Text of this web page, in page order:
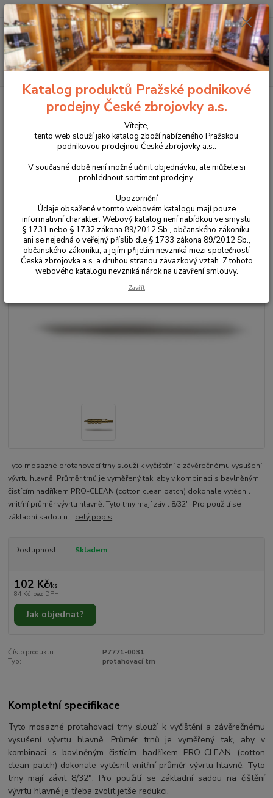
Menu
Hledat
+420 225 375 800
Péče o zbraně Protahovací trn 9mm/.357-.38
Protahovací trn 9mm/.357-.38
Tyto mosazné protahovací trny slouží k vyčištění a závěrečnému vysušení
vývrtu hlavně. Průměr trnů je vyměřený tak, aby v kombinaci s bavlněným
čistícím hadříkem PRO-CLEAN (cotton clean patch) dokonale vytěsnil
vnitřní průměr vývrtu hlavně. Tyto trny mají závit 8/32". Pro použití se
základní sadou n... celý popis
Dostupnost Skladem
102 Kč/ks
84 Kč bez DPH
Jak objednat?
Číslo produktu:
P7771-0031
Typ:
protahovací trn
Kompletní specifikace
Tyto mosazné protahovací trny slouží k vyčištění a závěrečnému
vysušení vývrtu hlavně. Průměr trnů je vyměřený tak, aby v
kombinaci s bavlněným čistícím hadříkem PRO-CLEAN (cotton
clean patch) dokonale vytěsnil vnitřní průměr vývrtu hlavně. Tyto
trny mají závit 8/32". Pro použití se základní sadou na čištění
vývrtu hlavně je třeba zvolit jetše redukci.
Katalog produktů Pražské podnikové
prodejny České zbrojovky a.s.
Vítejte,
tento web slouží jako katalog zboží nabízeného Pražskou
podnikovou prodejnou České zbrojovky a.s..
V současné době není možné učinit objednávku, ale můžete si
prohlédnout sortiment prodejny.
Upozornění
Údaje obsažené v tomto webovém katalogu mají pouze
informativní charakter. Webový katalog není nabídkou ve smyslu
§ 1731 nebo § 1732 zákona 89/2012 Sb., občanského zákoníku,
ani se nejedná o veřejný příslib dle § 1733 zákona 89/2012 Sb.,
občanského zákoníku, a jejím přijetím nevzniká mezi společností
Česká zbrojovka a.s. a druhou stranou závazkový vztah. Z tohoto
webového katalogu nevzniká nárok na uzavření smlouvy.
Zavřít